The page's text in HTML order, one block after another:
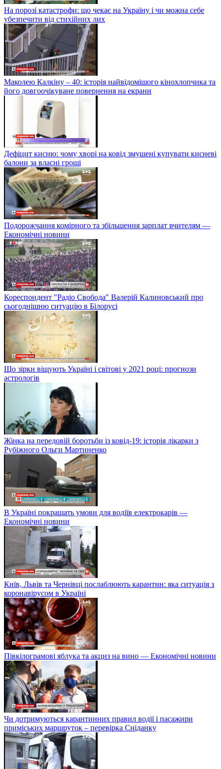
На порозі катастрофи: що чекає на Україну і чи можна себе
убезпечити від стихійних лих
Маколею Калкіну – 40: історія найвідомішого кінохлопчика та
його довгоочікуване повернення на екрани
Дефіцит кисню: чому хворі на ковід змушені купувати кисневі
балони за власні гроші
Подорожчання комірного та збільшення зарплат вчителям —
Економічні новини
Кореспондент "Радіо Свобода" Валерій Калиновський про
сьогоднішню ситуацію в Білорусі
Що зірки віщують Україні і світові у 2021 році: прогнози
астрологів
Жінка на передовій боротьби із ковід-19: історія лікарки з
Рубіжного Ольги Мартиненко
В Україні покращать умови для водіїв електрокарів —
Економічні новини
Київ, Львів та Чернівці послаблюють карантин: яка ситуація з
коронавірусом в Україні
Півкілограмові яблука та акциз на вино — Економічні новини
Чи дотримуються карантинних правил водії і пасажири
приміських маршруток – перевірка Сніданку